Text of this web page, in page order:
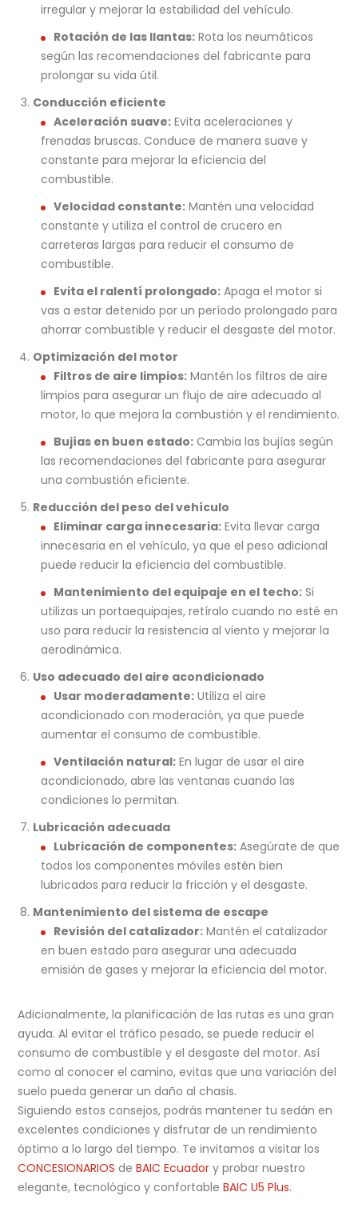
irregular y mejorar la estabilidad del vehículo.
Rotación de las llantas:Rota los neumáticos
según las recomendaciones del fabricante para
prolongar su vida útil.
Conducción eficiente
Aceleración suave:Evita aceleraciones y
frenadas bruscas. Conduce de manera suave y
constante para mejorar la eficiencia del
combustible.
Velocidad constante:Mantén una velocidad
constante y utiliza el control de crucero en
carreteras largas para reducir el consumo de
combustible.
Evita el ralentí prolongado:Apaga el motor si
vas a estar detenido por un período prolongado para
ahorrar combustible y reducir el desgaste del motor.
Optimización del motor
Filtros de aire limpios:Mantén los filtros de aire
limpios para asegurar un flujo de aire adecuado al
motor, lo que mejora la combustión y el rendimiento.
Bujías en buen estado:Cambia las bujías según
las recomendaciones del fabricante para asegurar
una combustión eficiente.
Reducción del peso del vehículo
Eliminar carga innecesaria:Evita llevar carga
innecesaria en el vehículo, ya que el peso adicional
puede reducir la eficiencia del combustible.
Mantenimiento del equipaje en el techo:Si
utilizas un portaequipajes, retíralo cuando no esté en
uso para reducir la resistencia al viento y mejorar la
aerodinámica.
Uso adecuado del aire acondicionado
Usar moderadamente:Utiliza el aire
acondicionado con moderación, ya que puede
aumentar el consumo de combustible.
Ventilación natural:En lugar de usar el aire
acondicionado, abre las ventanas cuando las
condiciones lo permitan.
Lubricación adecuada
Lubricación de componentes:Asegúrate de que
todos los componentes móviles estén bien
lubricados para reducir la fricción y el desgaste.
Mantenimiento del sistema de escape
Revisión del catalizador:Mantén el catalizador
en buen estado para asegurar una adecuada
emisión de gases y mejorar la eficiencia del motor.
Adicionalmente, la planificación de las rutas es una gran
ayuda. Al evitar el tráfico pesado, se puede reducir el
consumo de combustible y el desgaste del motor. Así
como al conocer el camino, evitas que una variación del
suelo pueda generar un daño al chasis.
Siguiendo estos consejos, podrás mantener tu sedán en
excelentes condiciones y disfrutar de un rendimiento
óptimo a lo largo del tiempo. Te invitamos a visitar los
CONCESIONARIOS deBAIC Ecuador y probar nuestro
elegante, tecnológico y confortableBAIC U5 Plus.